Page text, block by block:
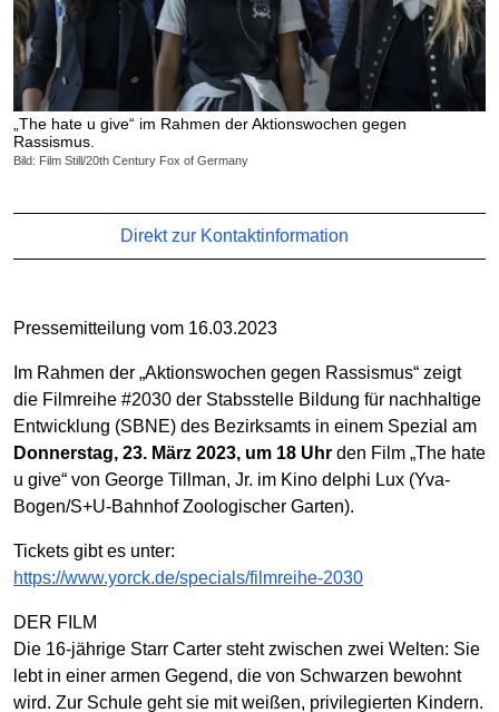
„The hate u give“ im Rahmen der Aktionswochen gegen
Rassismus.
Bild: Film Still/20th Century Fox of Germany
Direkt zur Kontaktinformation
Pressemitteilung vom 16.03.2023
Im Rahmen der „Aktionswochen gegen Rassismus“ zeigt
die Filmreihe #2030 der Stabsstelle Bildung für nachhaltige
Entwicklung (SBNE) des Bezirksamts in einem Spezial am
Donnerstag, 23. März 2023, um 18 Uhr den Film „The hate
u give“ von George Tillman, Jr. im Kino delphi Lux (Yva-
Bogen/S+U-Bahnhof Zoologischer Garten).
Tickets gibt es unter:
https://www.yorck.de/specials/filmreihe-2030
DER FILM
Die 16-jährige Starr Carter steht zwischen zwei Welten: Sie
lebt in einer armen Gegend, die von Schwarzen bewohnt
wird. Zur Schule geht sie mit weißen, privilegierten Kindern.